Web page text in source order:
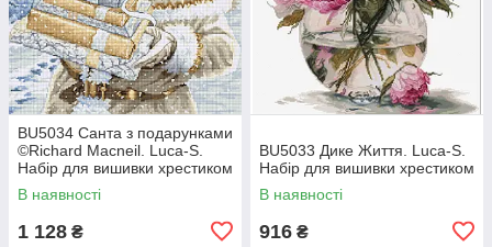
BU5034 Санта з подарунками
©Richard Macneil. Luca-S.
Набір для вишивки хрестиком
В наявності
1 128 ₴
BU5033 Дике Життя. Luca-S.
Набір для вишивки хрестиком
В наявності
916 ₴